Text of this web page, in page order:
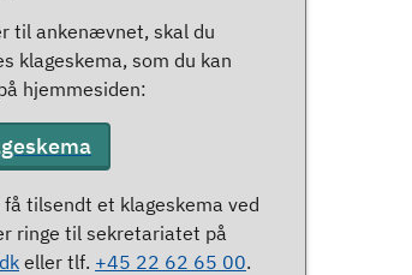
til ankenævnet, skal du
klageskema, som du kan
hjemmesiden:
få tilsendt et klageskema ved
ringe til sekretariatet på
eller tlf. +45 22 62 65 00.